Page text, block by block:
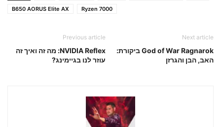
B650 AORUS Elite AX
Ryzen 7000
Previous article
NVIDIA Reflex: מה זה ואיך זה
עוזר לנו בגיימינג?
Next article
God of War Ragnarok ביקורת:
האב, הבן והגרזן